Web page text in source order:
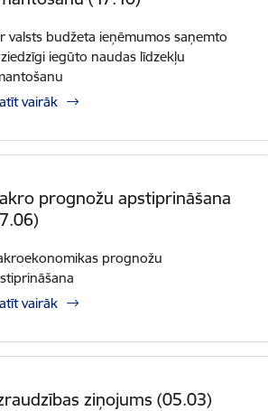
valsts budžeta ieņēmumos saņemto
iegūto naudas līdzekļu
vairāk
prognožu apstiprināšana
prognožu
vairāk
ziņojums (05.03)